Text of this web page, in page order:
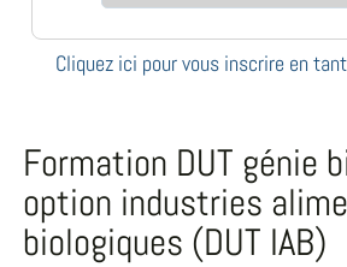
Cliquez ici pour vous inscrire en tant
Formation DUT génie
option industries
biologiques (DUT IAB)